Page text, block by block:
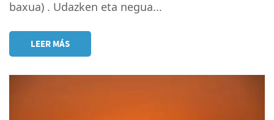
baxua) . Udazken eta negua...
LEER MÁS